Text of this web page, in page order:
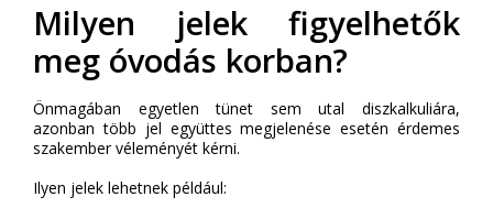
Milyen jelek figyelhetők
meg óvodás korban?
Önmagában egyetlen tünet sem utal diszkalkuliára,
azonban több jel együttes megjelenése esetén érdemes
szakember véleményét kérni.
Ilyen jelek lehetnek például: